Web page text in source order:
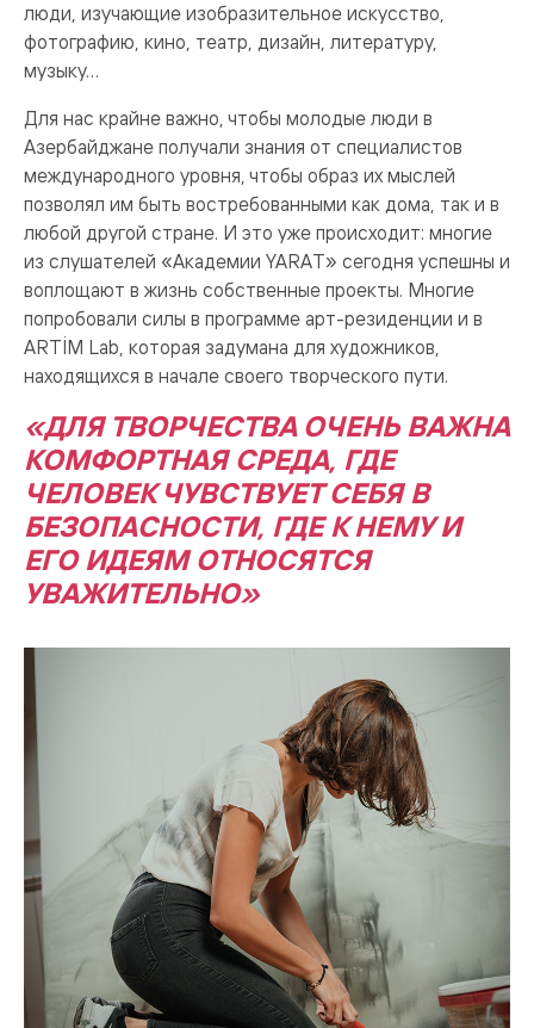
люди, изучающие изобразительное искусство,
фотографию, кино, театр, дизайн, литературу,
музыку…
Для нас крайне важно, чтобы молодые люди в
Азербайджане получали знания от специалистов
международного уровня, чтобы образ их мыслей
позволял им быть востребованными как дома, так и в
любой другой стране. И это уже происходит: многие
из слушателей «Академии YARAT» сегодня успешны и
воплощают в жизнь собственные проекты. Многие
попробовали силы в программе арт-резиденции и в
ARTİM Lab, которая задумана для художников,
находящихся в начале своего творческого пути.
«ДЛЯ ТВОРЧЕСТВА ОЧЕНЬ ВАЖНА
КОМФОРТНАЯ СРЕДА, ГДЕ
ЧЕЛОВЕК ЧУВСТВУЕТ СЕБЯ В
БЕЗОПАСНОСТИ, ГДЕ К НЕМУ И
ЕГО ИДЕЯМ ОТНОСЯТСЯ
УВАЖИТЕЛЬНО»